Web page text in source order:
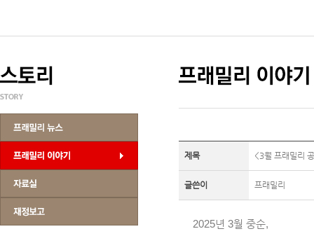
제목 <3월 프래밀리
글쓴이 프래밀리
2025년 3월 중순,